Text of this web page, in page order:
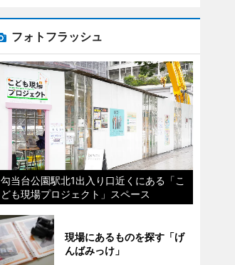
フォトフラッシュ
勾当台公園駅北1出入り口近くにある「こ
ども現場プロジェクト」スペース
現場にあるものを探す「げ
んばみっけ」